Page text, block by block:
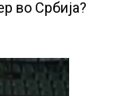
по
но веднаш
не планира да ги
во Србија?